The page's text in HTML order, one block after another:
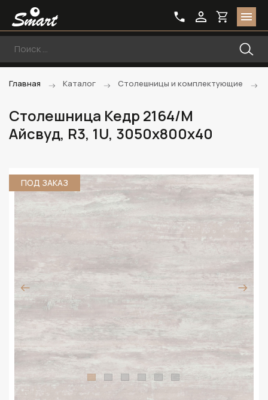
Главная Каталог Столешницы и комплектующие
Столешница Кедр 2164/M
Айсвуд, R3, 1U, 3050х800х40
ПОД ЗАКАЗ